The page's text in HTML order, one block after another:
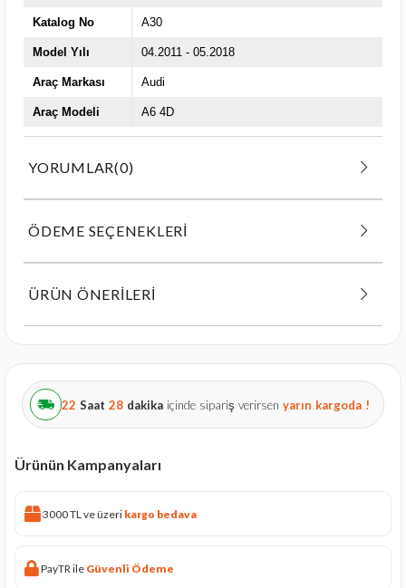
Katalog No A30
Model Yılı 04.2011 - 05.2018
Araç Markası Audi
Araç Modeli A6 4D
YORUMLAR(0)
ÖDEME SEÇENEKLERI
ÜRÜN ÖNERILERI
22 Saat 28 dakika içinde sipariş verirsen yarın kargoda !
Ürünün Kampanyaları
3000 TL ve üzeri kargo bedava
PayTR ile Güvenli Ödeme